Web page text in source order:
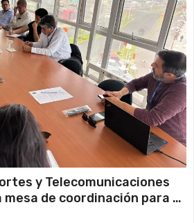
21°C 18°C
y Telecomunicaciones
de coordinación para el
en Iquique